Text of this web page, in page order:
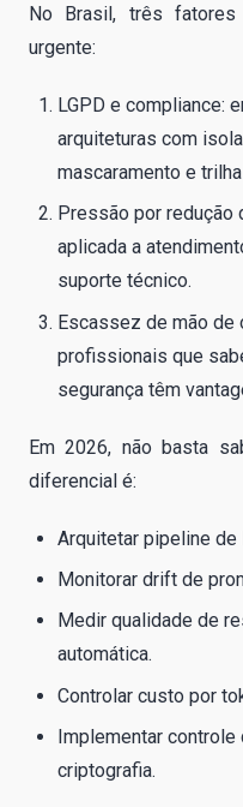
No Brasil, três
urgente:
LGPD e compliance:
arquiteturas com
mascaramento e
Pressão por redução
aplicada a
suporte técnico.
Escassez de mão de
profissionais que
segurança têm
Em 2026, não basta
diferencial é:
Arquitetar pipeline de
Monitorar drift de
Medir qualidade de
automática.
Controlar custo por
Implementar controle
criptografia.